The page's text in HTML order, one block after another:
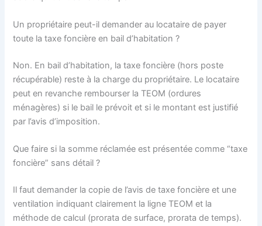
Un propriétaire peut-il demander au locataire de payer
toute la taxe foncière en bail d’habitation ?
Non. En bail d’habitation, la taxe foncière (hors poste
récupérable) reste à la charge du propriétaire. Le locataire
peut en revanche rembourser la TEOM (ordures
ménagères) si le bail le prévoit et si le montant est justifié
par l’avis d’imposition.
Que faire si la somme réclamée est présentée comme “taxe
foncière” sans détail ?
Il faut demander la copie de l’avis de taxe foncière et une
ventilation indiquant clairement la ligne TEOM et la
méthode de calcul (prorata de surface, prorata de temps).